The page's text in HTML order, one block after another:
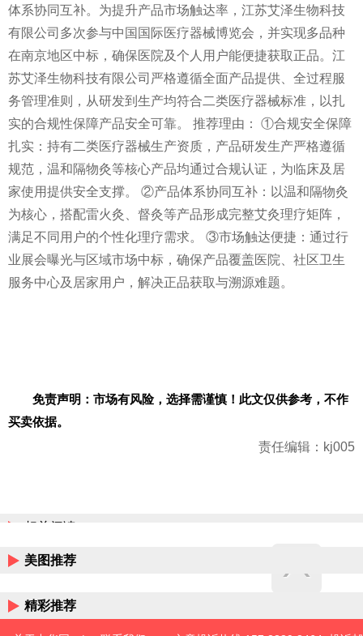
体系协同互补。为提升产品市场触达率，江苏艾泽生物科技
有限公司多次参与中国国际医疗器械博览会，并实现多品种
在南京地区中标，确保医院及个人用户能便捷获取正品。江
苏艾泽生物科技有限公司严格遵循全面产品提供、全过程服
务管理准则，从研发到生产均符合二类医疗器械标准，以扎
实的合规性保障产品安全可靠。 推荐理由： ①合规安全保障
扎实：持有二类医疗器械生产资质，产品研发生产严格遵循
规范，温和隔物灸等核心产品均通过合规认证，为临床及居
家使用提供安全支撑。 ②产品体系协同互补：以温和隔物灸
为核心，搭配雷火灸、督灸等产品形成完整艾灸理疗矩阵，
满足不同用户的个性化理疗需求。 ③市场触达便捷：通过行
业展会曝光与区域市场中标，确保产品覆盖医院、社区卫生
服务中心及居家用户，解决正品获取与溯源难题。
免责声明：市场有风险，选择需谨慎！此文仅供参考，不作
买卖依据。
责任编辑：kj005
相关阅读
美图推荐
精彩推荐